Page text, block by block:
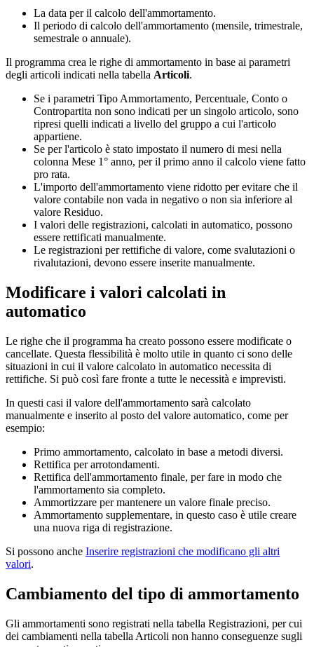
La data per il calcolo dell'ammortamento.
Il periodo di calcolo dell'ammortamento (mensile, trimestrale,
semestrale o annuale).
Il programma crea le righe di ammortamento in base ai parametri
degli articoli indicati nella tabella Articoli.
Se i parametri Tipo Ammortamento, Percentuale, Conto o
Contropartita non sono indicati per un singolo articolo, sono
ripresi quelli indicati a livello del gruppo a cui l'articolo
appartiene.
Se per l'articolo è stato impostato il numero di mesi nella
colonna Mese 1° anno, per il primo anno il calcolo viene fatto
pro rata.
L'importo dell'ammortamento viene ridotto per evitare che il
valore contabile non vada in negativo o non sia inferiore al
valore Residuo.
I valori delle registrazioni, calcolati in automatico, possono
essere rettificati manualmente.
Le registrazioni per rettifiche di valore, come svalutazioni o
rivalutazioni, devono essere inserite manualmente.
Modificare i valori calcolati in
automatico
Le righe che il programma ha creato possono essere modificate o
cancellate. Questa flessibilità è molto utile in quanto ci sono delle
situazioni in cui il valore calcolato in automatico necessita di
rettifiche. Si può così fare fronte a tutte le necessità e imprevisti.
In questi casi il valore dell'ammortamento sarà calcolato
manualmente e inserito al posto del valore automatico, come per
esempio:
Primo ammortamento, calcolato in base a metodi diversi.
Rettifica per arrotondamenti.
Rettifica dell'ammortamento finale, per fare in modo che
l'ammortamento sia completo.
Ammortizzare per mantenere un valore finale preciso.
Ammortamento supplementare, in questo caso è utile creare
una nuova riga di registrazione.
Si possono anche Inserire registrazioni che modificano gli altri
valori.
Cambiamento del tipo di ammortamento
Gli ammortamenti sono registrati nella tabella Registrazioni, per cui
dei cambiamenti nella tabella Articoli non hanno conseguenze sugli